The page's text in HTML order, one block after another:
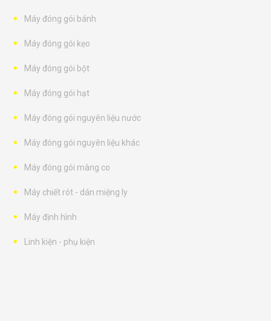
Máy đóng gói bánh
Máy đóng gói kẹo
Máy đóng gói bột
Máy đóng gói hạt
Máy đóng gói nguyên liệu nước
Máy đóng gói nguyên liệu khác
Máy đóng gói màng co
Máy chiết rót - dán miệng ly
Máy định hình
Linh kiện - phụ kiện